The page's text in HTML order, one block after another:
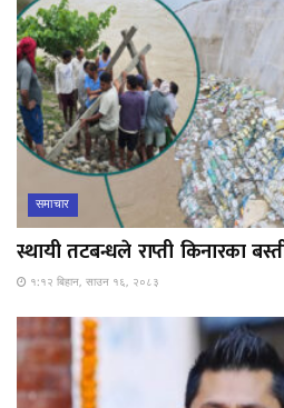
समाचार
स्थायी तटबन्धले राप्ती किनारका
१:१२ बिहान, साउन १६, २०८३